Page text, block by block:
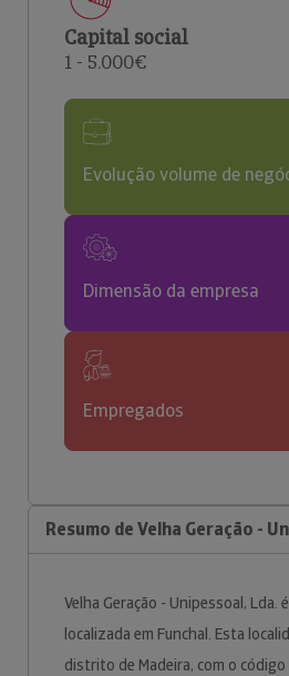
Capital social
1 - 5.000€
Evolução volume de
Dimensão da empresa
Empregados
Resumo de Velha Geração -
Velha Geração - Unipessoal, Lda.
localizada em Funchal. Esta
distrito de Madeira, com o